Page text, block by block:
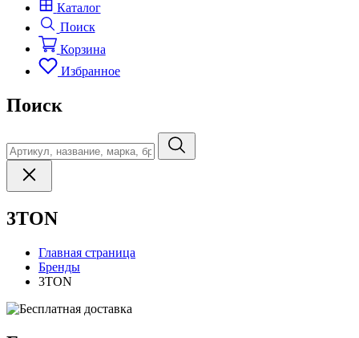
Каталог
Поиск
Корзина
Избранное
Поиск
3TON
Главная страница
Бренды
3TON